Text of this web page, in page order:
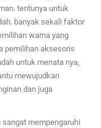
tentunya untuk
banyak sekali faktor
warna yang
pemilihan aksesoris
untuk menata nya,
mewujudkan
dan juga
sangat mempengaruhi